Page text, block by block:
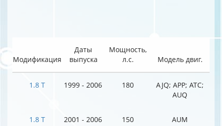
Модификация
Даты
выпуска
Мощность,
л.с.
Модель двиг.
1.8 T 1999 - 2006 180
AJQ; APP; ATC;
AUQ
1.8 T 2001 - 2006 150 AUM